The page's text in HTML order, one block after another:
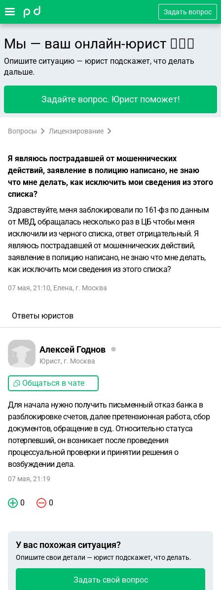
Задать вопрос
Мы — ваш онлайн-юрист 👨🏻‍⚖️
Опишите ситуацию — юрист подскажет, что делать
дальше.
Задайте вопрос. Юрист поможет!
Вопросы Лицензирование
Я являюсь пострадавшей от мошеннических
действий, заявление в полицию написано, не знаю
что мне делать, как исключить мои сведения из этого
списка?
Здравствуйте, меня заблокировали по 161-фз по данным
от МВД, обращалась несколько раз в ЦБ чтобы меня
исключили из черного списка, ответ отрицательный. Я
являюсь пострадавшей от мошеннических действий,
заявление в полицию написано, не знаю что мне делать,
как исключить мои сведения из этого списка?
07 мая, 21:10, Елена, г. Москва
Ответы юристов
Алексей Годнов
Юрист, г. Москва
Общаться в чате
Для начала нужно получить письменный отказ банка в
разблокировке счетов, далее претензионная работа, сбор
документов, обращение в суд. Относительно статуса
потерпевший, он возникает после проведения
процессуальной проверки и принятии решения о
возбуждении дела.
07 мая, 21:19
0 0
У вас похожая ситуация?
Опишите свои детали — юрист подскажет, что делать.
Задать свой вопрос